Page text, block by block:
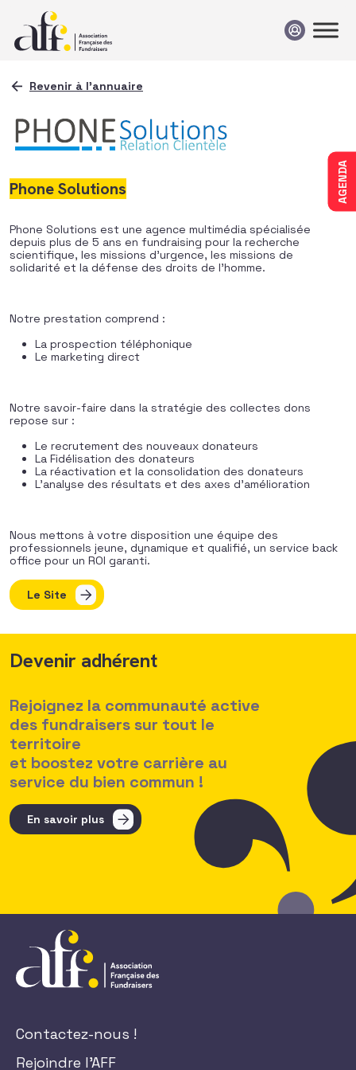
AGENDA
Revenir à l'annuaire
Phone Solutions
Phone Solutions est une agence multimédia spécialisée
depuis plus de 5 ans en fundraising pour la recherche
scientifique, les missions d’urgence, les missions de
solidarité et la défense des droits de l’homme.
Notre prestation comprend :
La prospection téléphonique
Le marketing direct
Notre savoir-faire dans la stratégie des collectes dons
repose sur :
Le recrutement des nouveaux donateurs
La Fidélisation des donateurs
La réactivation et la consolidation des donateurs
L’analyse des résultats et des axes d’amélioration
Nous mettons à votre disposition une équipe des
professionnels jeune, dynamique et qualifié, un service back
office pour un ROI garanti.
Le Site
Devenir adhérent
Rejoignez la communauté active
des fundraisers sur tout le
territoire
et boostez votre carrière au
service du bien commun !
En savoir plus
Contactez-nous !
Rejoindre l'AFF